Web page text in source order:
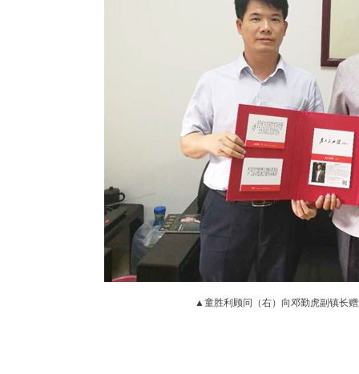
▲ 童胜利 顾问（右） 向邓勤虎副镇长